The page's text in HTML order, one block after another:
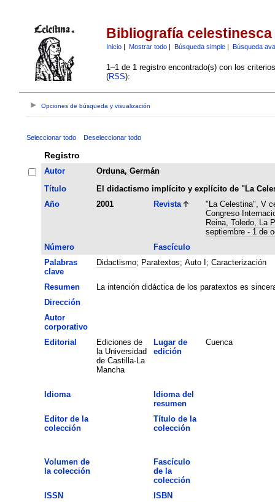
Bibliografía celestinesca
Inicio| Mostrar todo| Búsqueda simple| Búsqueda
1–1 de 1 registro encontrado(s) con los
(RSS):
Opciones de búsqueda y visualización
Seleccionar todo Deseleccionar todo
Registro
Autor
Orduna, Germán
Título
El didactismo implícito y explícito de "La
Año
2001 Revista
"La Celestina", V
Congreso
Reina, Toledo, La
septiembre - 1 de
Número
Fascículo
Palabras
clave
Didactismo; Paratextos; Auto I ; Caracterización
Resumen
La intención didáctica de los paratextos es
Dirección
Autor
corporativo
Editorial
Ediciones de
la Universidad
de Castilla-La
Mancha
Lugar de
edición
Cuenca
Idioma
Idioma del
resumen
Editor de la
colección
Título de la
colección
Volumen de
la colección
Fascículo
de la
colección
ISSN
ISBN